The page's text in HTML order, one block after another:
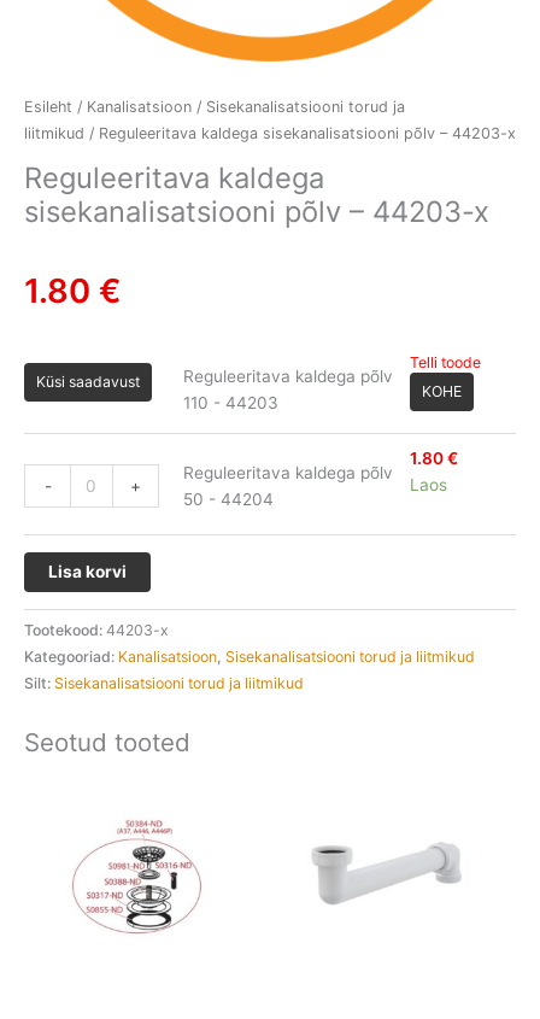
Esileht / Kanalisatsioon / Sisekanalisatsiooni torud ja
liitmikud / Reguleeritava kaldega sisekanalisatsiooni põlv – 44203-x
Reguleeritava kaldega
sisekanalisatsiooni põlv – 44203-x
1.80 €
Küsi saadavust
Reguleeritava kaldega põlv
110 - 44203
Telli toode
KOHE
- +
Reguleeritava kaldega põlv
50 - 44204
1.80€
Laos
Lisa korvi
Tootekood: 44203-x
Kategooriad: Kanalisatsioon Sisekanalisatsiooni torud ja liitmikud
Silt: Sisekanalisatsiooni torud ja liitmikud
Seotud tooted